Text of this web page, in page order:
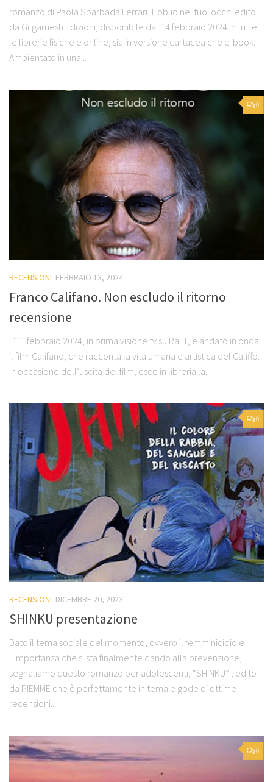
romanzo di Paola Sbarbada Ferrari, L’oblio nei tuoi occhi edito
da Gilgamesh Edizioni, disponibile dal 14 febbraio 2024 in tutte
le librerie fisiche e online, sia in versione cartacea che e-book.
Ambientato in una...
0
RECENSIONI FEBBRAIO 13, 2024
Franco Califano. Non escludo il ritorno
recensione
L’11 febbraio 2024, in prima visione tv su Rai 1, è andato in onda
il film Califano, che racconta la vita umana e artistica del Califfo.
In occasione dell’uscita del film, esce in libreria la...
0
RECENSIONI DICEMBRE 20, 2023
SHINKU presentazione
Dato il tema sociale del momento, ovvero il femminicidio e
l’importanza che si sta finalmente dando alla prevenzione,
segnaliamo questo romanzo per adolescenti, “SHINKU” , edito
da PIEMME che è perfettamente in tema e gode di ottime
recensioni....
0